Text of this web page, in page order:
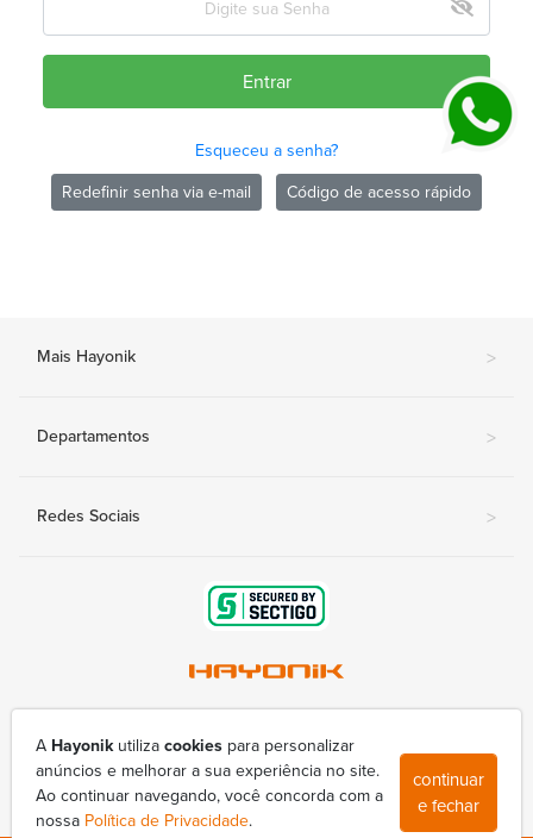
Entrar
Esqueceu a senha?
Redefinir senha via e-mail Código de acesso rápido
Mais Hayonik >
Departamentos >
Redes Sociais >
(43) 3377-9800
hayonik@hayonik.com.br
Segunda à sexta das 8h00 às 17h50
A Hayonikutiliza cookies para personalizar
anúncios e melhorar a sua experiência no site.
Ao continuar navegando, você concorda com a
nossa Política de Privacidade.
continuar
e fechar